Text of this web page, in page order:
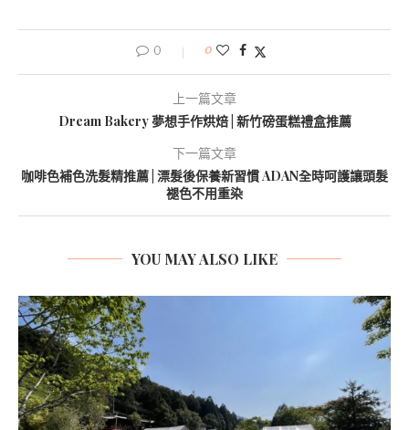
0 0
上一篇文章
Dream Bakery 夢想手作烘焙 | 新竹磅蛋糕禮盒推薦
下一篇文章
咖啡色補色洗髮精推薦 | 漂髮後保養新習慣 ADAN全時呵護讓頭髮
褪色不用重染
YOU MAY ALSO LIKE